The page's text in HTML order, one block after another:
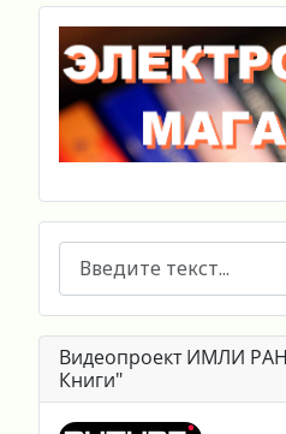
Поиск
Видеопроект ИМЛИ
Книги"